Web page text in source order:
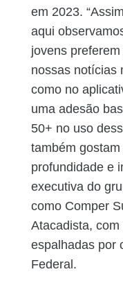
em 2023.
aqui
jovens
nossas notícias
como no
uma adesão
50+ no uso
também
profundidade e
executiva do
como Comper
Atacadista,
espalhadas por
Federal.